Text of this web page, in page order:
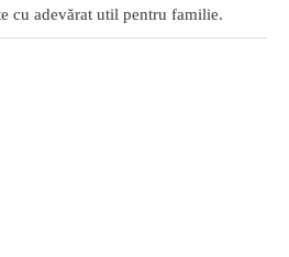
cu adevărat util pentru familie.